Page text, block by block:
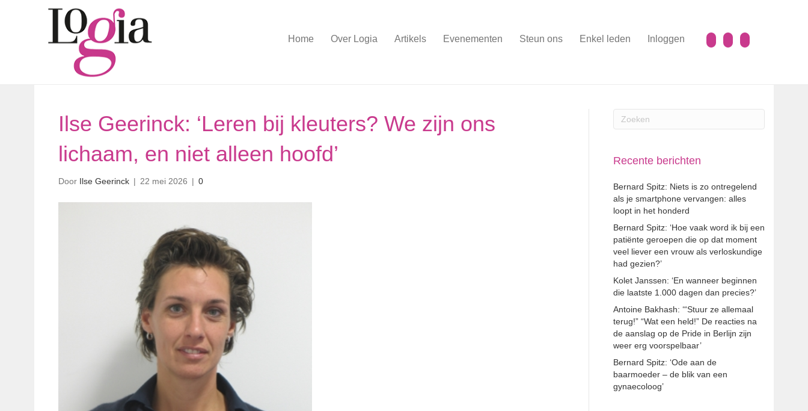
Home Over Logia Artikels Evenementen Steun ons Enkel leden Inloggen
Ilse Geerinck: ‘Leren bij kleuters? We zijn ons
lichaam, en niet alleen hoofd’
Door Ilse Geerinck | 22 mei 2026 | 0
Recente berichten
Bernard Spitz: Niets is zo ontregelend
als je smartphone vervangen: alles
loopt in het honderd
Bernard Spitz: ‘Hoe vaak word ik bij een
patiënte geroepen die op dat moment
veel liever een vrouw als verloskundige
had gezien?’
Kolet Janssen: ‘En wanneer beginnen
die laatste 1.000 dagen dan precies?’
Antoine Bakhash: ‘“Stuur ze allemaal
terug!” “Wat een held!” De reacties na
de aanslag op de Pride in Berlijn zijn
weer erg voorspelbaar’
Bernard Spitz: ‘Ode aan de
baarmoeder – de blik van een
gynaecoloog’